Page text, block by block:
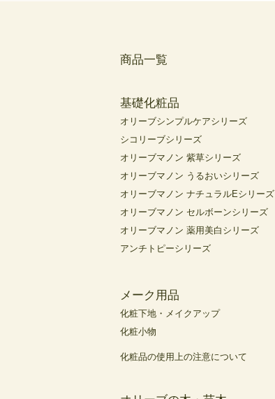
商品一覧
基礎化粧品
オリーブシンプルケアシリーズ
シコリーブシリーズ
オリーブマノン 紫草シリーズ
オリーブマノン うるおいシリーズ
オリーブマノン ナチュラルEシリーズ
オリーブマノン セルボーンシリーズ
オリーブマノン 薬用美白シリーズ
アンチトピーシリーズ
メーク用品
化粧下地・メイクアップ
化粧小物
化粧品の使用上の注意について